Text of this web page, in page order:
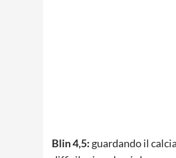
Blin 4,5: guardando il